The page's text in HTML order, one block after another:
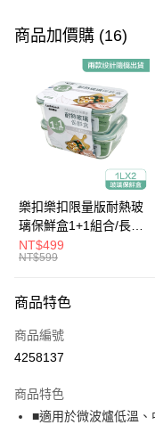
信用卡一次付款
Apple Pay
街口支付
大哥付你分期
相關說明
【大哥付你分期使用說明】
1.本服務由台灣大哥大提供
成交易。
4.訂單成立30分鐘內，如未
消。如遇「轉專審核」未通
1.分期款項不併入電信帳單
醒簡訊。
ATM付款
運送方式
付款後全家取貨
每筆NT$80，滿NT$888(
每筆NT$80，滿NT$888(
商品加價購 (16)
樂扣樂扣限量版耐熱玻
璃保鮮盒1+1組合/長方
形/1L(LLG445KKSP2-
01)
NT$499
NT$599
商品特色
商品編號
4258137
商品特色
■適用於微波爐低溫